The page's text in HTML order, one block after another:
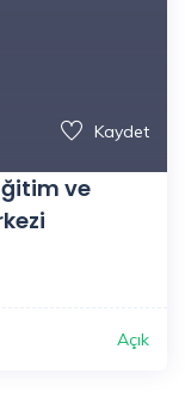
Kaydet
ve
Açık